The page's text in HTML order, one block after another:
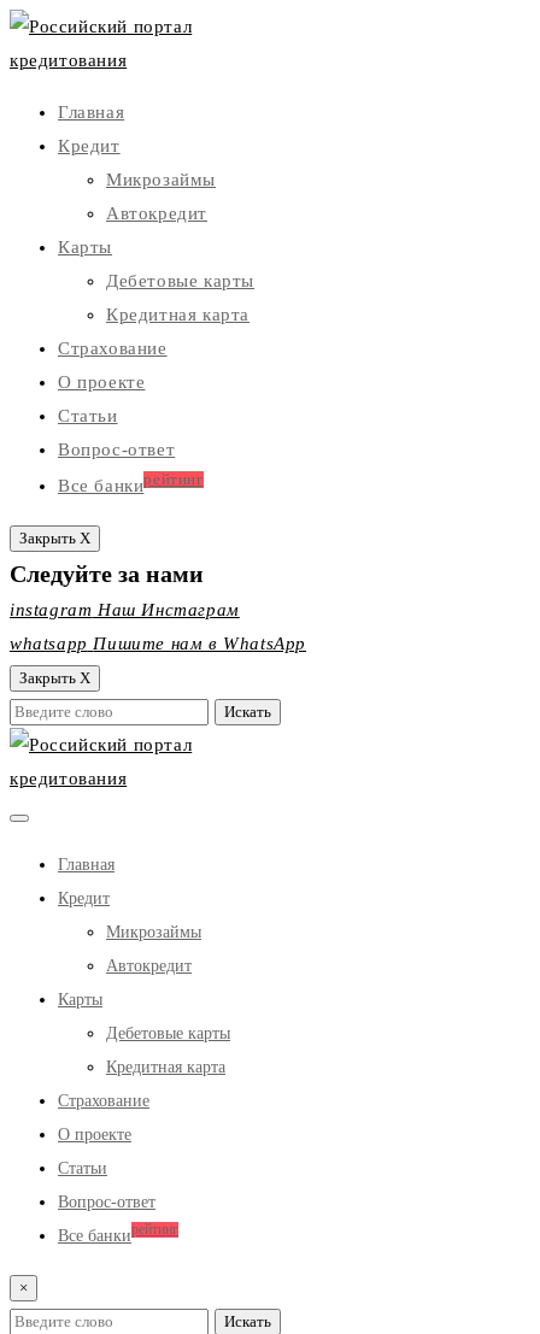
Главная
Кредит
Микрозаймы
Автокредит
Карты
Дебетовые карты
Кредитная карта
Страхование
О проекте
Статьи
Вопрос-ответ
Все банкирейтинг
Закрыть X
Следуйте за нами
instagram Наш Инстаграм
whatsapp Пишите нам в WhatsApp
Закрыть X
Главная
Кредит
Микрозаймы
Автокредит
Карты
Дебетовые карты
Кредитная карта
Страхование
О проекте
Статьи
Вопрос-ответ
Все банкирейтинг
×